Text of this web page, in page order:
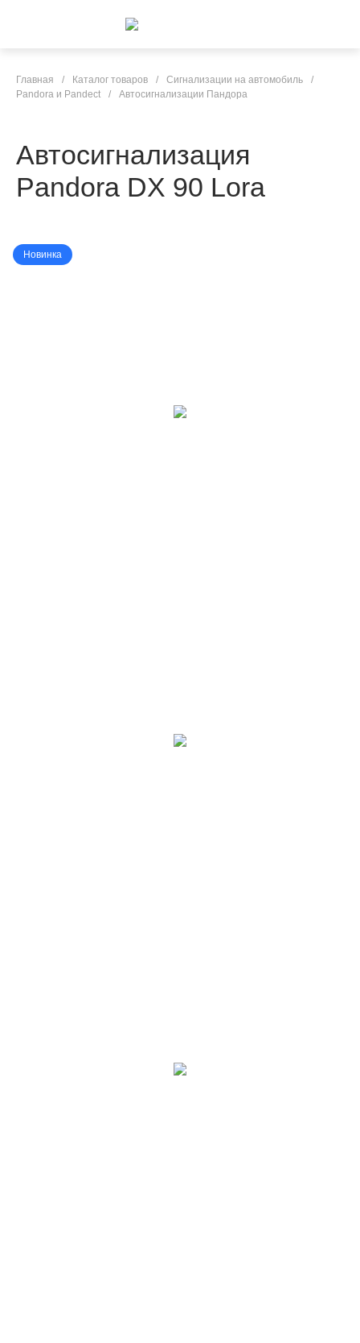
Главная / Каталог товаров / Сигнализации на автомобиль
/
Pandora и Pandect
/ Автосигнализации Пандора
Автосигнализация
Pandora DX 90 Lora
Новинка